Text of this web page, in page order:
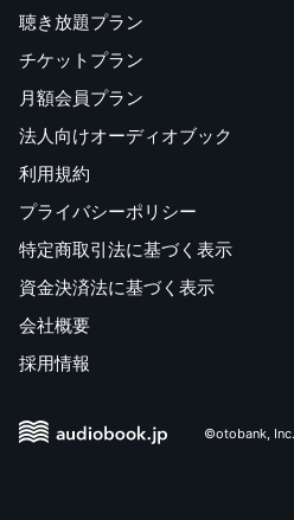
聴き放題プラン
チケットプラン
月額会員プラン
法人向けオーディオブック
利用規約
プライバシーポリシー
特定商取引法に基づく表示
資金決済法に基づく表示
会社概要
採用情報
©otobank, Inc.